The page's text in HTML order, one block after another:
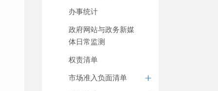
办事统计
政府网站与政务新媒
体日常监测
权责清单
市场准入负面清单